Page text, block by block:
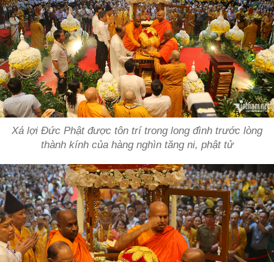
Xá lợi Đức Phật được tôn trí trong long đình trước lòng
thành kính của hàng nghìn tăng ni, phật tử